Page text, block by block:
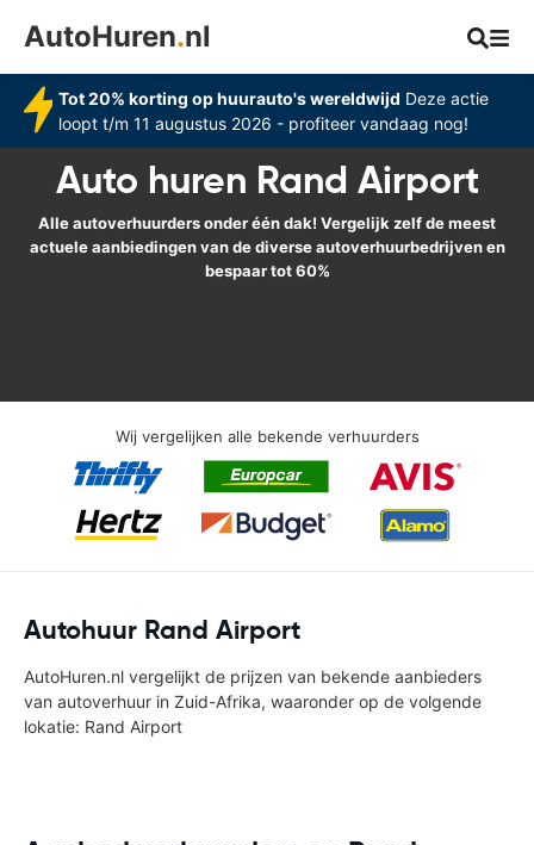
AutoHuren.nl
Tot 20% korting op huurauto's wereldwijd Deze actie
loopt t/m 11 augustus 2026 - profiteer vandaag nog!
Auto huren Rand Airport
Alle autoverhuurders onder één dak! Vergelijk zelf de meest
actuele aanbiedingen van de diverse autoverhuurbedrijven en
bespaar tot 60%
Wij vergelijken alle bekende verhuurders
Autohuur Rand Airport
AutoHuren.nl vergelijkt de prijzen van bekende aanbieders
van autoverhuur in Zuid-Afrika, waaronder op de volgende
lokatie: Rand Airport